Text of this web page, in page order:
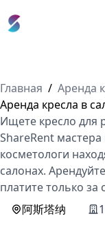
Главная / Аренда
Аренда кресла в
Ищете кресло для
ShareRent
косметологи
салонах.
платите только
阿斯塔纳